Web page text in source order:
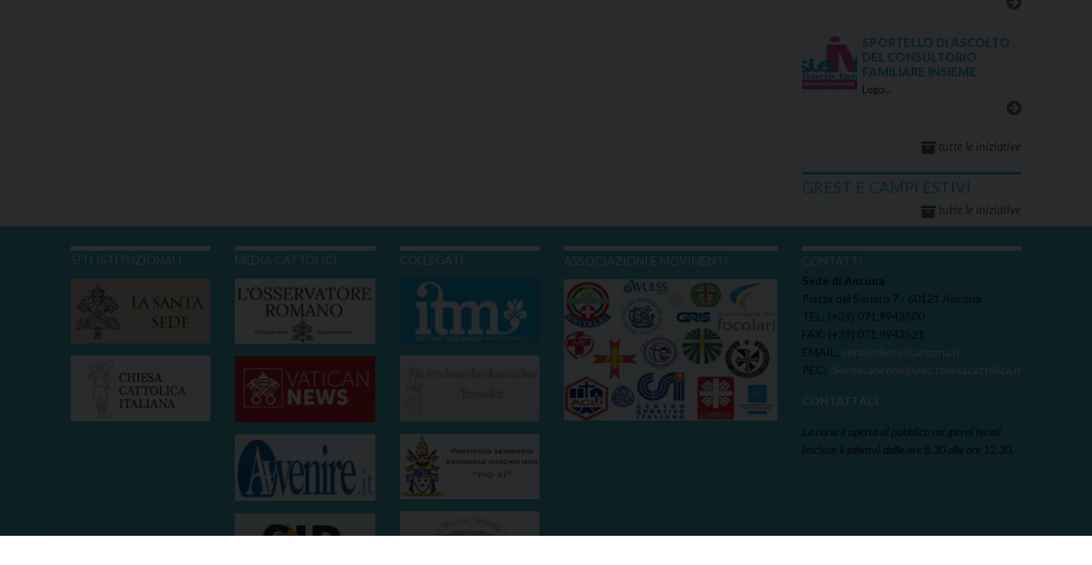
SPORTELLO DI ASCOLTO
DEL CONSULTORIO
FAMILIARE INSIEME
Logo…
tutte le iniziative
GREST E CAMPI ESTIVI
tutte le iniziative
SITI ISTITUZIONALI MEDIA CATTOLICI COLLEGATI ASSOCIAZIONI E MOVIMENTI
CONTATTI
Sede di Ancona
Piazza del Senato 7 - 60121 Ancona
TEL: (+39) 071.9943500
FAX: (+39) 071.9943521
EMAIL: curia@diocesi.ancona.it
PEC: diocesi.ancona@pec.chiesacattolica.it
CONTATTACI
La curia è aperta al pubblico nei giorni feriali
(escluso il sabato) dalle ore 8.30 alle ore 12.30.